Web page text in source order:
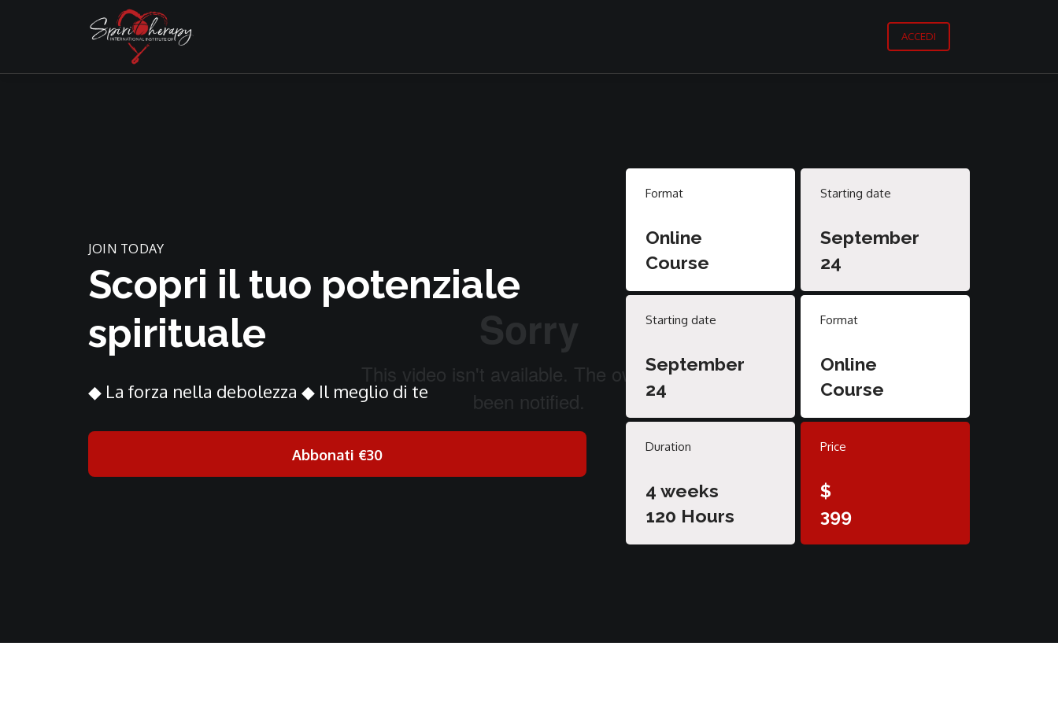
ACCEDI
JOIN TODAY
Scopri il tuo potenziale
spirituale
◆ La forza nella debolezza ◆ Il meglio di te
Abbonati €30
Format
Online
Course
Starting date
September
24
Starting date
September
24
Format
Online
Course
Duration
4 weeks
120 Hours
Price
$
399